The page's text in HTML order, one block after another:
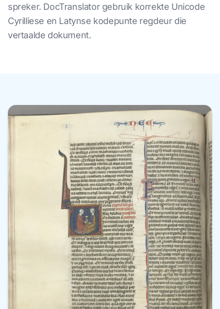
spreker. DocTranslator gebruik korrekte Unicode
Cyrilliese en Latynse kodepunte regdeur die
vertaalde dokument.